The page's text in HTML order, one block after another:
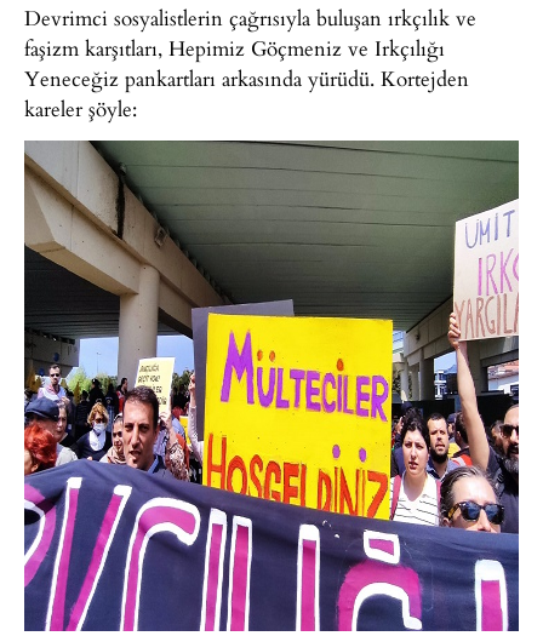
Devrimci sosyalistlerin çağrısıyla buluşan ırkçılık ve
faşizm karşıtları, Hepimiz Göçmeniz ve Irkçılığı
Yeneceğiz pankartları arkasında yürüdü. Kortejden
kareler şöyle: